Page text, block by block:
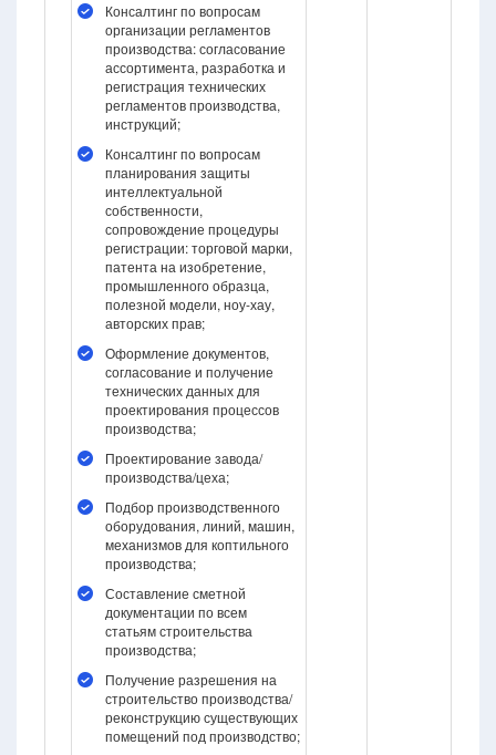
Консалтинг по вопросам
организации регламентов
производства: согласование
ассортимента, разработка и
регистрация технических
регламентов производства,
инструкций;
Консалтинг по вопросам
планирования защиты
интеллектуальной
собственности,
сопровождение процедуры
регистрации: торговой марки,
патента на изобретение,
промышленного образца,
полезной модели, ноу-хау,
авторских прав;
Оформление документов,
согласование и получение
технических данных для
проектирования процессов
производства;
Проектирование завода/
производства/цеха;
Подбор производственного
оборудования, линий, машин,
механизмов для коптильного
производства;
Составление сметной
документации по всем
статьям строительства
производства;
Получение разрешения на
строительство производства/
реконструкцию существующих
помещений под производство;